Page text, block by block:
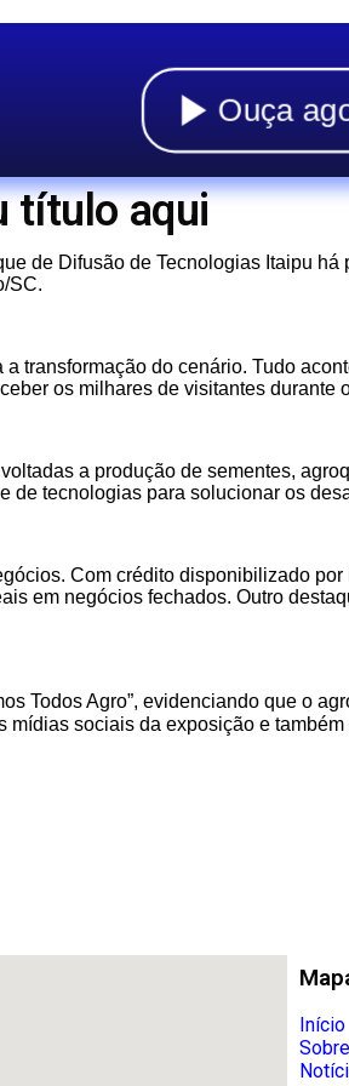
Ouça
título aqui
de Difusão de Tecnologias Itaipu
SC.
transformação do cenário. Tudo
os milhares de visitantes durante
a produção de sementes,
de tecnologias para solucionar os
Com crédito disponibilizado
em negócios fechados. Outro
Todos Agro”, evidenciando que o
sociais da exposição e
Início